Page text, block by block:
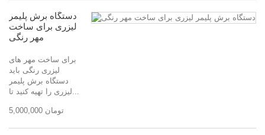
دستگاه برش پلیمر
لیزری برای ساخت
مهر رنگی
برای ساخت مهر های
لیزری رنگی باید
دستگاه برش پلیمر
لیزری را تهیه کنید تا...
5,000,000 تومان